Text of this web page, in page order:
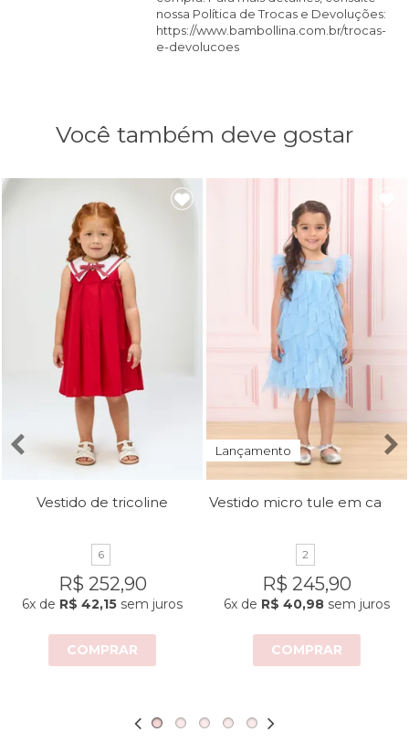
nossa Política de Trocas e Devoluções:
https://www.bambollina.com.br/trocas-
e-devolucoes
Você também deve gostar
Vestido de tricoline
6
R$ 252,90
6x de R$ 42,15 sem juros
COMPRAR
Lançamento
2
R$ 245,90
6x de R$ 40,98 sem juros
COMPRAR